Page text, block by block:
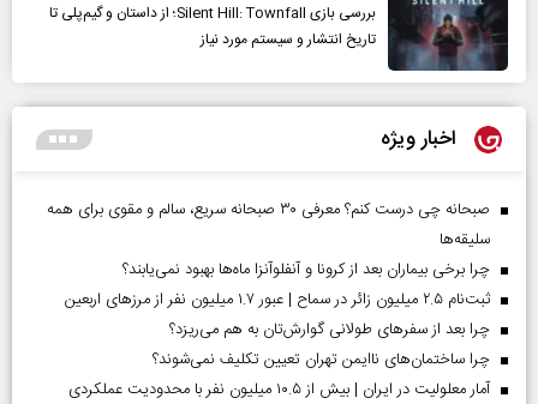
بررسی بازی Silent Hill: Townfall؛ از داستان و گیم‌پلی تا
تاریخ انتشار و سیستم مورد نیاز
اخبار ویژه
صبحانه چی درست کنم؟ معرفی ۳۰ صبحانه سریع، سالم و مقوی برای همه
سلیقه‌ها
چرا برخی بیماران بعد از کرونا و آنفلوآنزا ماه‌ها بهبود نمی‌یابند؟
ثبت‌نام ۲.۵ میلیون زائر در سماح | عبور ۱.۷ میلیون نفر از مرز‌های اربعین
چرا بعد از سفرهای طولانی گوارش‌تان به هم می‌ریزد؟
چرا ساختمان‌های ناایمن تهران تعیین تکلیف نمی‌شوند؟
آمار معلولیت در ایران | بیش از ۱۰.۵ میلیون نفر با محدودیت عملکردی